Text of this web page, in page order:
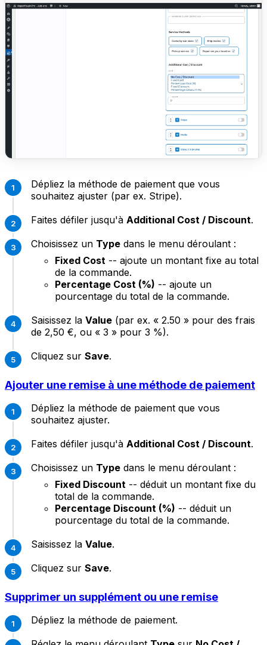
Dépliez la méthode de paiement que vous
souhaitez ajuster (par ex. Stripe).
Faites défiler jusqu'à Additional Cost / Discount.
Choisissez un Type dans le menu déroulant :
Fixed Cost -- ajoute un montant fixe au total
de la commande.
Percentage Cost (%) -- ajoute un
pourcentage du total de la commande.
Saisissez la Value (par ex. « 2.50 » pour des frais
de 2,50 €, ou « 3 » pour 3 %).
Cliquez sur Save.
Ajouter une remise à une méthode de paiement
Dépliez la méthode de paiement que vous
souhaitez ajuster.
Faites défiler jusqu'à Additional Cost / Discount.
Choisissez un Type dans le menu déroulant :
Fixed Discount -- déduit un montant fixe du
total de la commande.
Percentage Discount (%) -- déduit un
pourcentage du total de la commande.
Saisissez la Value.
Cliquez sur Save.
Supprimer un supplément ou une remise
Dépliez la méthode de paiement.